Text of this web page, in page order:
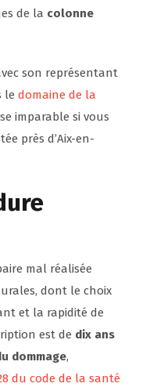
de la colonne
son représentant
le domaine de la
imparable si vous
près d’Aix-en-
mal réalisée
dont le choix
et la rapidité de
est de dix ans
dommage,
du code de la santé